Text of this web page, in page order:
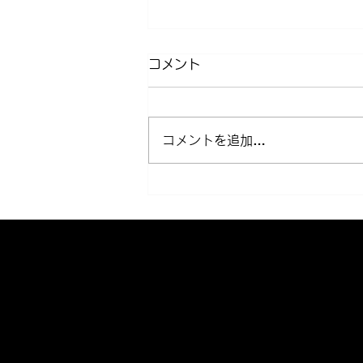
近所クルージング
コメント
コメントを追加…